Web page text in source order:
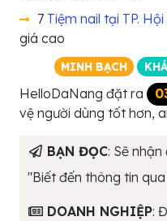
7 Tiệm nail tại TP. Hội
giá cao
MINH BẠCH
HelloDaNang đặt ra
vệ người dùng tốt hơn,
BẠN ĐỌC: Sẽ
"Biết đến thông tin
DOANH NGHIỆP: